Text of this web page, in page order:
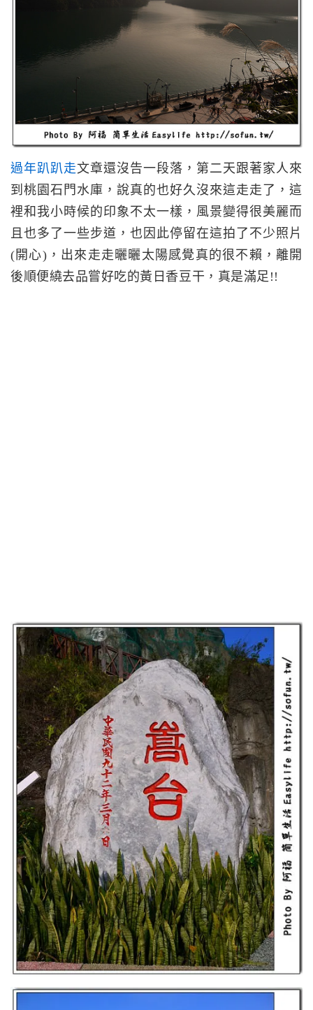
過年趴趴走文章還沒告一段落，第二天跟著家人來
到桃園石門水庫，說真的也好久沒來這走走了，這
裡和我小時候的印象不太一樣，風景變得很美麗而
且也多了一些步道，也因此停留在這拍了不少照片
(開心)，出來走走曬曬太陽感覺真的很不賴，離開
後順便繞去品嘗好吃的黃日香豆干，真是滿足!!